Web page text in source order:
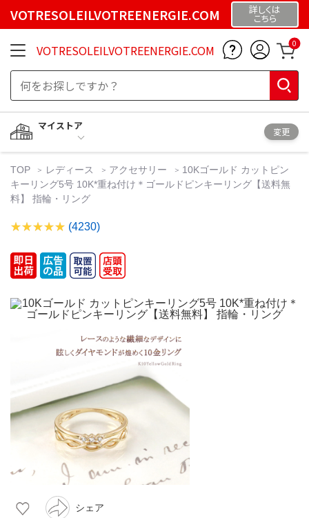
VOTRESOLEILVOTREENERGIE.COM 詳しくは
こちら
VOTRESOLEILVOTREENERGIE.COM 0
マイストア
変更
TOP レディース アクセサリー
10Kゴールド カットピン
キーリング5号 10K*重ね付け＊ゴールドピンキーリング【送料無
料】 指輪・リング
(4230)
シェア